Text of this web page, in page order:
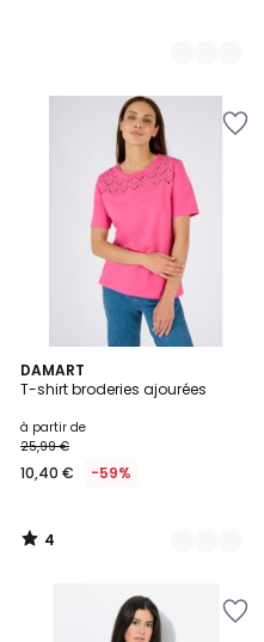
DAMART
T-shirt broderies ajourées
à partir de
25,99 €
10,40 € -59%
4
/
3
Couleurs
4
/